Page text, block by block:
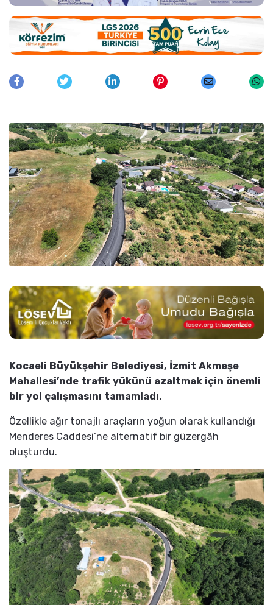
Kocaeli Büyükşehir Belediyesi, İzmit Akmeşe
Mahallesi’nde trafik yükünü azaltmak için önemli
bir yol çalışmasını tamamladı.
Özellikle ağır tonajlı araçların yoğun olarak kullandığı
Menderes Caddesi’ne alternatif bir güzergâh
oluşturdu.